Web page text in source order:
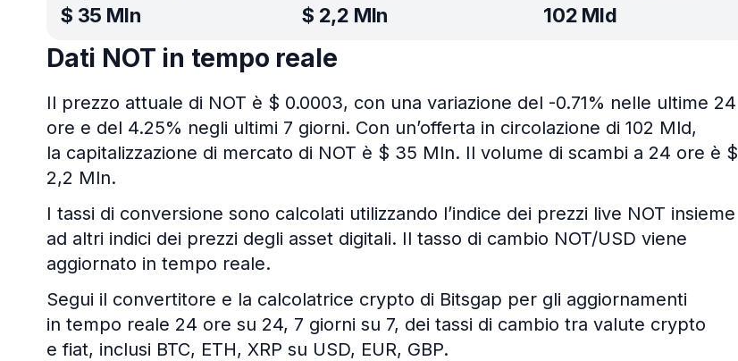
$ 35 Mln $ 2,2 Mln 102 Mld
Dati NOT in tempo reale
Il prezzo attuale di NOT è $ 0.0003, con una variazione del -0.71% nelle ultime 24
ore e del 4.25% negli ultimi 7 giorni. Con un’offerta in circolazione di 102 Mld,
la capitalizzazione di mercato di NOT è $ 35 Mln. Il volume di scambi a 24 ore è $
2,2 Mln.
I tassi di conversione sono calcolati utilizzando l’indice dei prezzi live NOT insieme
ad altri indici dei prezzi degli asset digitali. Il tasso di cambio NOT/USD viene
aggiornato in tempo reale.
Segui il convertitore e la calcolatrice crypto di Bitsgap per gli aggiornamenti
in tempo reale 24 ore su 24, 7 giorni su 7, dei tassi di cambio tra valute crypto
e fiat, inclusi BTC, ETH, XRP su USD, EUR, GBP.